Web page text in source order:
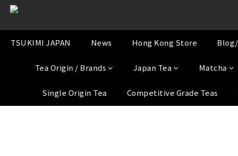
TSUKIMI JAPAN News Hong Kong Store
Tea Origin / Brands Japan Tea Matcha
Single Origin Tea Competitive Grade Teas